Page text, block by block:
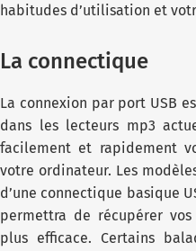
habitudes d’utilisation et
La connectique
La connexion par port USB
dans les lecteurs mp3
facilement et rapidement
votre ordinateur. Les
d’une connectique basique
permettra de récupérer
plus efficace. Certains